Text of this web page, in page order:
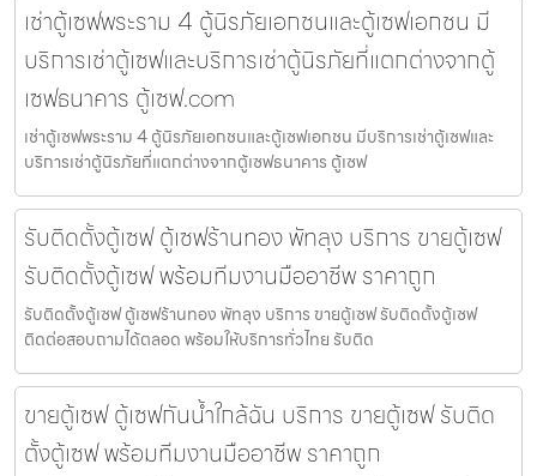
เช่าตู้เซฟพระราม 4 ตู้นิรภัยเอกชนและตู้เซฟเอกชน มี
บริการเช่าตู้เซฟและบริการเช่าตู้นิรภัยที่แตกต่างจากตู้
เซฟธนาคาร ตู้เซฟ.com
เช่าตู้เซฟพระราม 4 ตู้นิรภัยเอกชนและตู้เซฟเอกชน มีบริการเช่าตู้เซฟและ
บริการเช่าตู้นิรภัยที่แตกต่างจากตู้เซฟธนาคาร ตู้เซฟ
รับติดตั้งตู้เซฟ ตู้เซฟร้านทอง พัทลุง บริการ ขายตู้เซฟ
รับติดตั้งตู้เซฟ พร้อมทีมงานมืออาชีพ ราคาถูก
รับติดตั้งตู้เซฟ ตู้เซฟร้านทอง พัทลุง บริการ ขายตู้เซฟ รับติดตั้งตู้เซฟ
ติดต่อสอบถามได้ตลอด พร้อมให้บริการทั่วไทย รับติด
ขายตู้เซฟ ตู้เซฟกันน้ำใกล้ฉัน บริการ ขายตู้เซฟ รับติด
ตั้งตู้เซฟ พร้อมทีมงานมืออาชีพ ราคาถูก